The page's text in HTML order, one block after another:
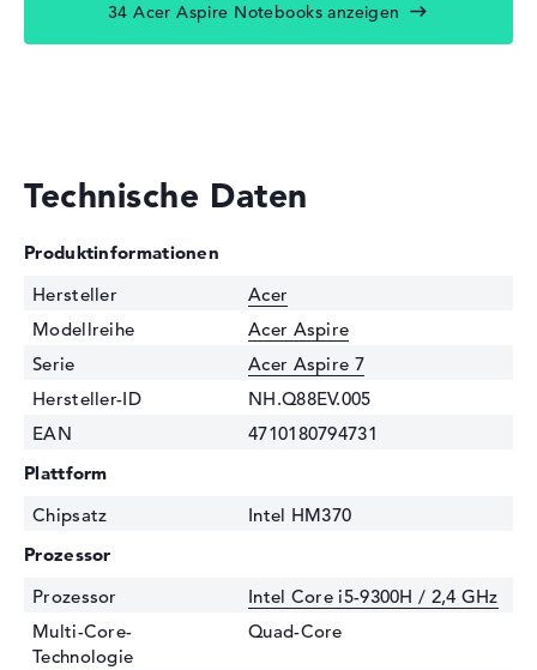
34 Acer Aspire Notebooks anzeigen
Technische Daten
Produktinformationen
Hersteller
Acer
Modellreihe
Acer Aspire
Serie
Acer Aspire 7
Hersteller-ID
NH.Q88EV.005
EAN
4710180794731
Plattform
Chipsatz
Intel HM370
Prozessor
Prozessor
Intel Core i5-9300H / 2,4 GHz
Multi-Core-
Technologie
Quad-Core